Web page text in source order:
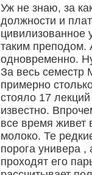
Уж не знаю, за
должности и
цивилизованное
таким преподом.
одновременно.
За весь семестр
примерно
стояло 17
известно.
все время живет
молоко. Те
порога универа
проходят его